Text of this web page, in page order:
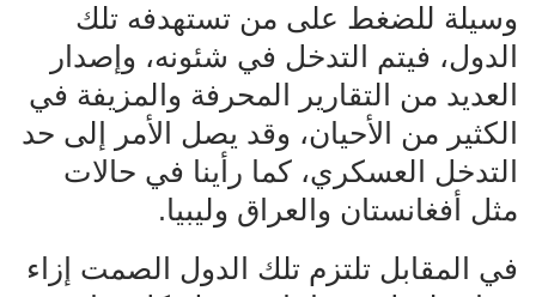
وسيلة للضغط على من تستهدفه تلك
الدول، فيتم التدخل في شئونه، وإصدار
العديد من التقارير المحرفة والمزيفة في
الكثير من الأحيان، وقد يصل الأمر إلى حد
التدخل العسكري، كما رأينا في حالات
مثل أفغانستان والعراق وليبيا.
في المقابل تلتزم تلك الدول الصمت إزاء